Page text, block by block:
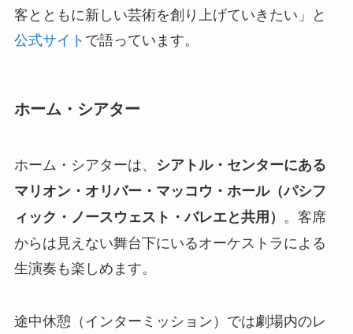
客とともに新しい芸術を創り上げていきたい」と
公式サイトで語っています。
ホーム・シアター
ホーム・シアターは、 シアトル・センターにある
マリオン・オリバー・マッコウ・ホール（パシフ
ィック・ノースウェスト・バレエと共用） 。客席
からは見えない舞台下にいるオーケストラによる
生演奏も楽しめます。
途中休憩（インターミッション）では劇場内のレ